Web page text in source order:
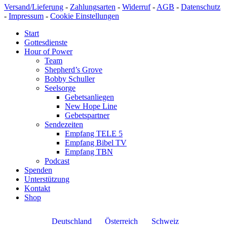
Versand/Lieferung - Zahlungsarten - Widerruf- AGB - Datenschutz
- Impressum - Cookie Einstellungen
Start
Gottesdienste
Hour of Power
Team
Shepherd’s Grove
Bobby Schuller
Seelsorge
Gebetsanliegen
New Hope Line
Gebetspartner
Sendezeiten
Empfang TELE 5
Empfang Bibel TV
Empfang TBN
Podcast
Spenden
Unterstützung
Kontakt
Shop
Deutschland Österreich Schweiz